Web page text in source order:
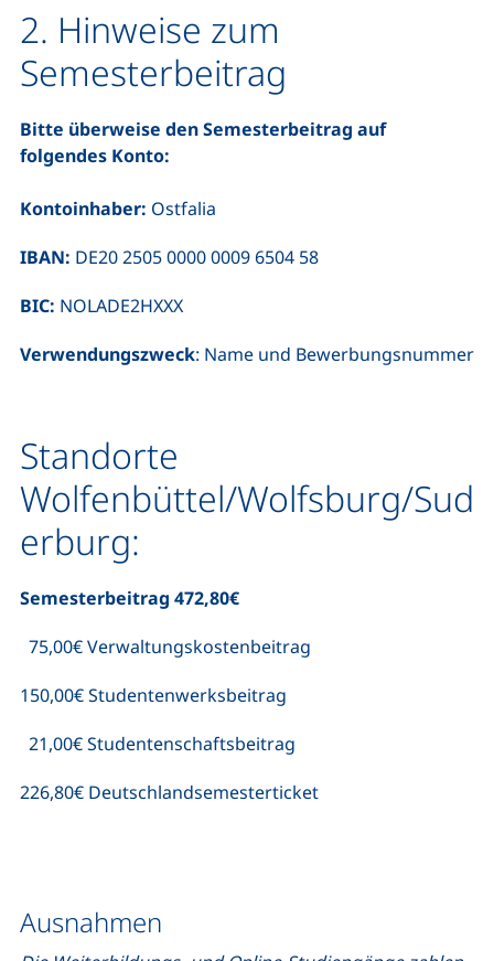
2. Hinweise zum
Semesterbeitrag
Bitte überweise den Semesterbeitrag auf
folgendes Konto:
Kontoinhaber: Ostfalia
IBAN: DE20 2505 0000 0009 6504 58
BIC: NOLADE2HXXX
Verwendungszweck: Name und Bewerbungsnummer
Standorte
Wolfenbüttel/Wolfsburg/Sud
erburg:
Semesterbeitrag 472,80€
75,00€ Verwaltungskostenbeitrag
150,00€ Studentenwerksbeitrag
21,00€ Studentenschaftsbeitrag
226,80€ Deutschlandsemesterticket
Ausnahmen